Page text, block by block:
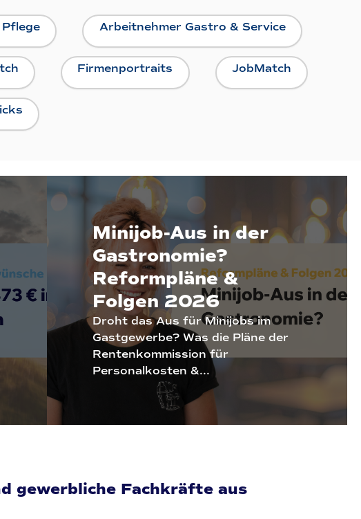
Arbeitnehmer Gastro & Service
Firmenportraits JobMatch
Minijob-Aus in der
Gastronomie?
Reformpläne &
Folgen 2026
Droht das Aus für Minijobs im
Gastgewerbe? Was die Pläne der
Rentenkommission für
Personalkosten &...
gewerbliche Fachkräfte aus